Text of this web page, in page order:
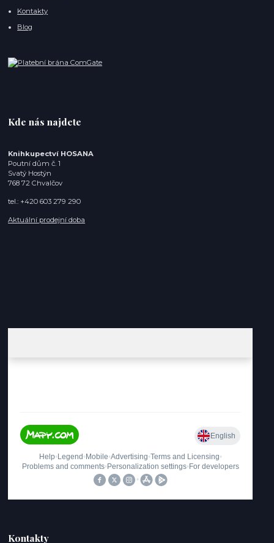
Kontakty
Blog
Kde nás najdete
Knihkupectví HOSANA
Poutní dům č. 1
Svatý Hostýn
768 72 Chvalčov
tel.: +420 603 279 290
Aktuální prodejní doba
Kontakty